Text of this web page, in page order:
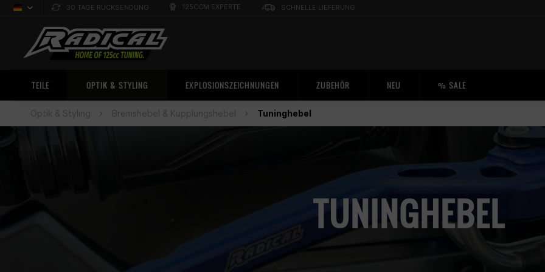
Deutsch
30 TAGE RÜCKSENDUNG 125CCM EXPERTE SCHNELLE LIEFERUNG
TEILE OPTIK & STYLING EXPLOSIONSZEICHNUNGEN ZUBEHÖR NEU % SALE
Optik & Styling Bremshebel & Kupplungshebel Tuninghebel
TUNINGHEBEL